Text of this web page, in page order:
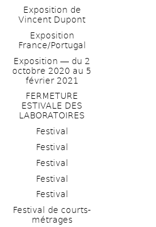
Exposition de
Vincent Dupont
Exposition
France/Portugal
Exposition ― du 2
octobre 2020 au 5
février 2021
FERMETURE
ESTIVALE DES
LABORATOIRES
Festival
Festival
Festival
Festival
Festival
Festival de courts-
métrages